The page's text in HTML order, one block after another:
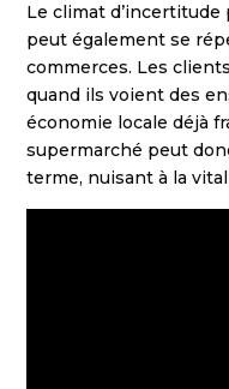
Le climat
peut également se
commerces. Les
quand ils voient des
économie locale déjà
supermarché peut
terme, nuisant à la